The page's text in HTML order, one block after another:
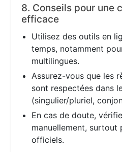
8. Conseils pour une
efficace
Utilisez des outils en
temps, notamment
multilingues.
Assurez-vous que les
sont respectées dans
(singulier/pluriel,
En cas de doute,
manuellement, surtout
officiels.